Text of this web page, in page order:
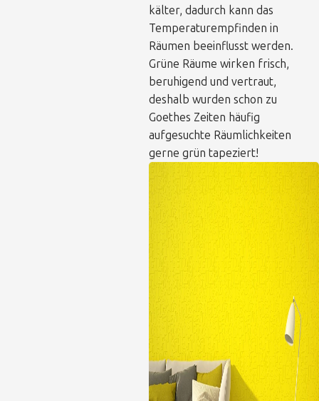
kälter, dadurch kann das
Temperaturempfinden in
Räumen beeinflusst werden.
Grüne Räume wirken frisch,
beruhigend und vertraut,
deshalb wurden schon zu
Goethes Zeiten häufig
aufgesuchte Räumlichkeiten
gerne grün tapeziert!